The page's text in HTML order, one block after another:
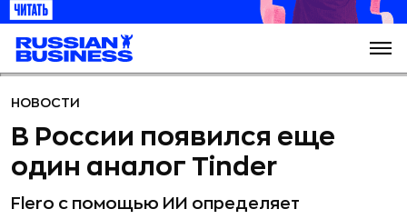
НОВОСТИ
В России появился еще
один аналог Tinder
Flero с помощью ИИ определяет